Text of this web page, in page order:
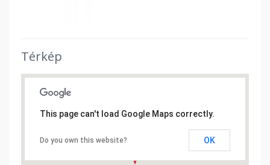
Térkép
This page can't load Google Maps correctly.
Do you own this website? OK